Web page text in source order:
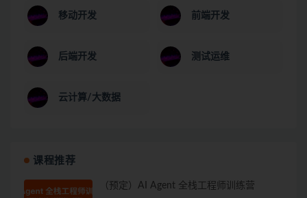
移动开发 前端开发
后端开发 测试运维
云计算/大数据
课程推荐
（预定）AI Agent 全栈工程师训练营